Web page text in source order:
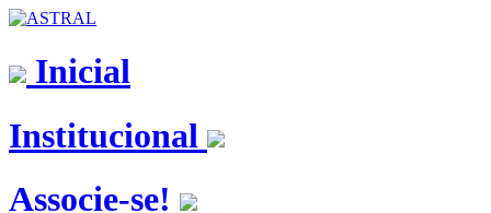
Inicial
Institucional
Associe-se!